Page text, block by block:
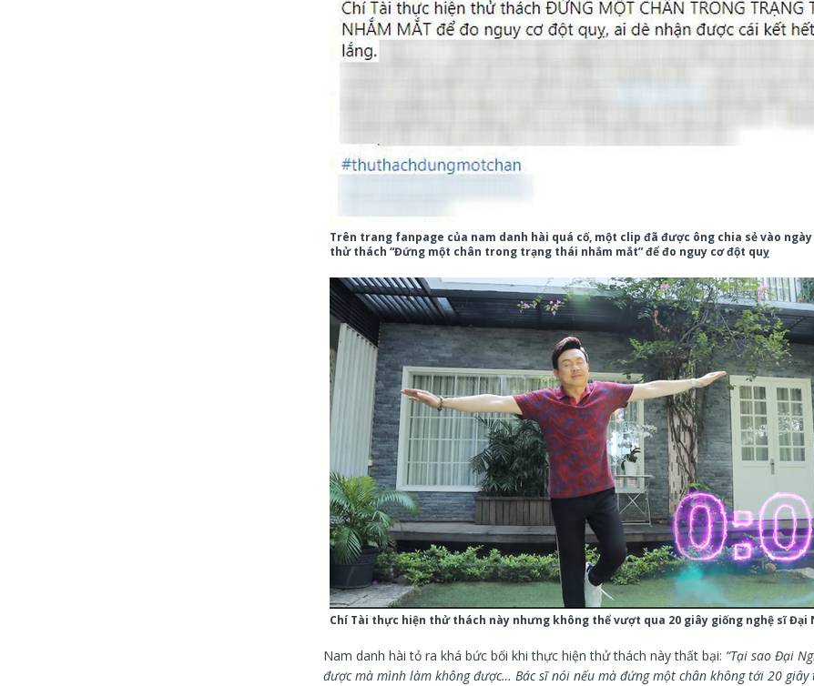
Trên trang fanpage của nam danh hài quá cố, một clip đã được ông chia sẻ vào ngày
thử thách “Đứng một chân trong trạng thái nhắm mắt” để đo nguy cơ đột quỵ
Chí Tài thực hiện thử thách này nhưng không thể vượt qua 20 giây giống nghệ sĩ Đại
Nam danh hài tỏ ra khá bức bối khi thực hiện thử thách này thất bại: “Tại sao Đại
được mà mình làm không được… Bác sĩ nói nếu mà đứng một chân không tới 20